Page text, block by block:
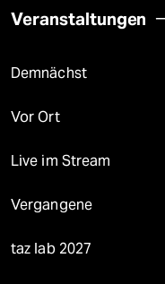
Veranstaltungen
Demnächst
Vor Ort
Live im Stream
Vergangene
taz lab 2027